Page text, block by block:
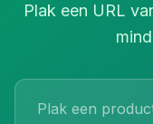
Plak een URL